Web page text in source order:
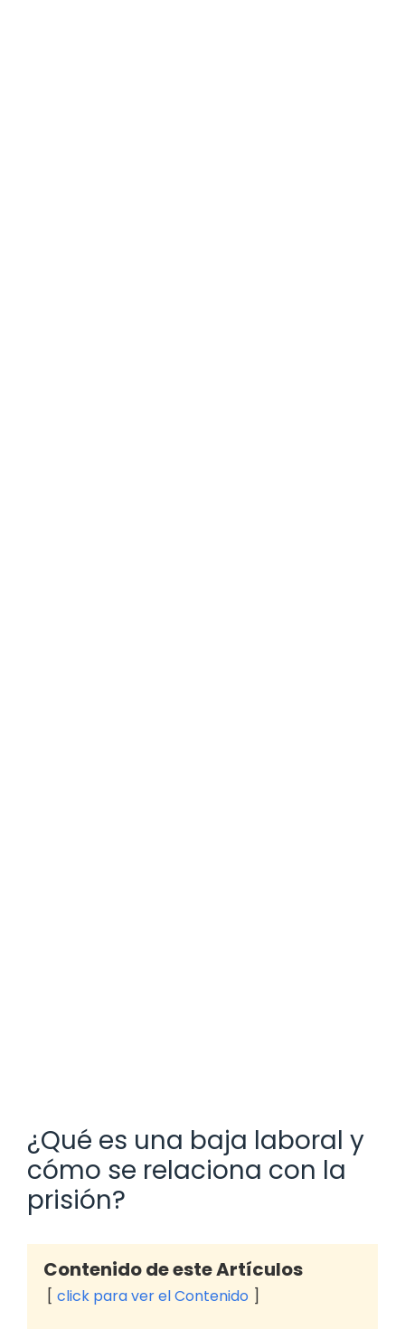
¿Qué es una baja laboral y
cómo se relaciona con la
prisión?
Contenido de este Artículos
click para ver el Contenido